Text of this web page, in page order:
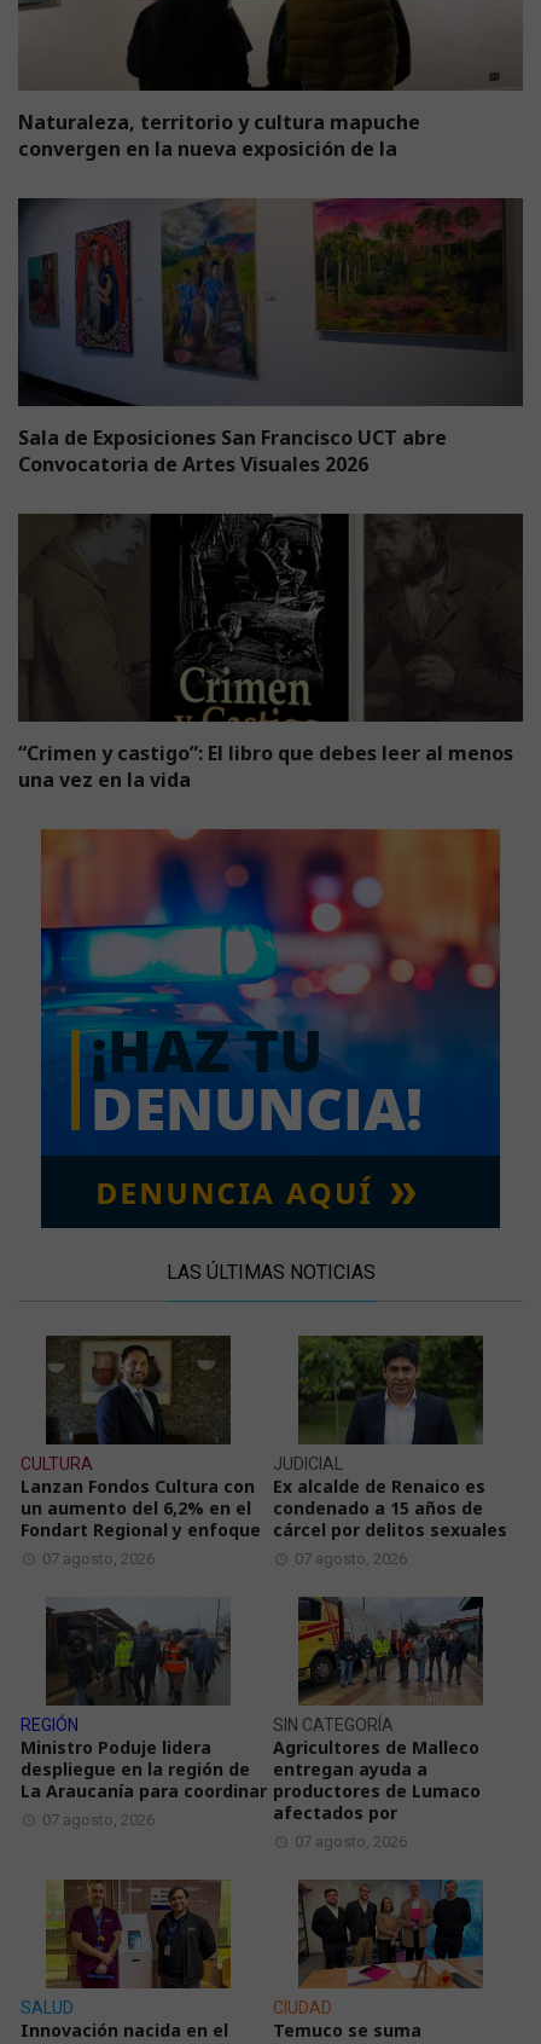
Naturaleza, territorio y cultura mapuche
convergen en la nueva exposición de la
Sala de Exposiciones San Francisco UCT abre
Convocatoria de Artes Visuales 2026
“Crimen y castigo”: El libro que debes leer al menos
una vez en la vida
LAS ÚLTIMAS NOTICIAS
CULTURA
Lanzan Fondos Cultura con
un aumento del 6,2% en el
Fondart Regional y enfoque
07 agosto, 2026
JUDICIAL
Ex alcalde de Renaico es
condenado a 15 años de
cárcel por delitos sexuales
07 agosto, 2026
REGIÓN
Ministro Poduje lidera
despliegue en la región de
La Araucanía para coordinar
07 agosto, 2026
SIN CATEGORÍA
Agricultores de Malleco
entregan ayuda a
productores de Lumaco
afectados por
07 agosto, 2026
SALUD
Innovación nacida en el
CIUDAD
Temuco se suma